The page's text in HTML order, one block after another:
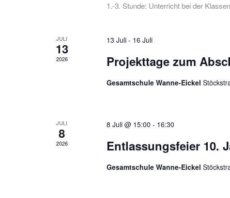
1.-3. Stunde: Unterricht bei der
JULI
13
2026
13 Juli- 16 Juli
Projekttage zum
Gesamtschule Wanne-Eickel
JULI
8
2026
8 Juli @ 15:00 - 16:30
Entlassungsfeier 10.
Gesamtschule Wanne-Eickel